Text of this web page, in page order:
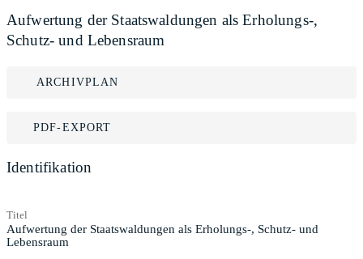
Aufwertung der Staatswaldungen als Erholungs-,
Schutz- und Lebensraum
ARCHIVPLAN
PDF-EXPORT
Identifikation
Titel
Aufwertung der Staatswaldungen als Erholungs-, Schutz- und
Lebensraum